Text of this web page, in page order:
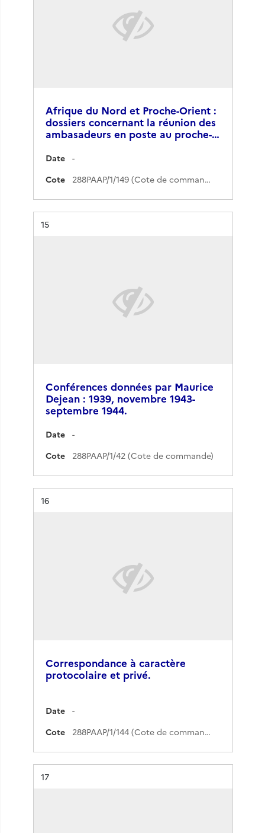
Afrique du Nord et Proche-Orient :
dossiers concernant la réunion des
ambasadeurs en poste au proche-…
Date
-
Cote
288PAAP/1/149 (Cote de commande)
Résultat n°
15
Conférences données par Maurice
Dejean : 1939, novembre 1943-
septembre 1944.
Date
-
Cote
288PAAP/1/42 (Cote de commande)
Résultat n°
16
Correspondance à caractère
protocolaire et privé.
Date
-
Cote
288PAAP/1/144 (Cote de commande)
Résultat n°
17